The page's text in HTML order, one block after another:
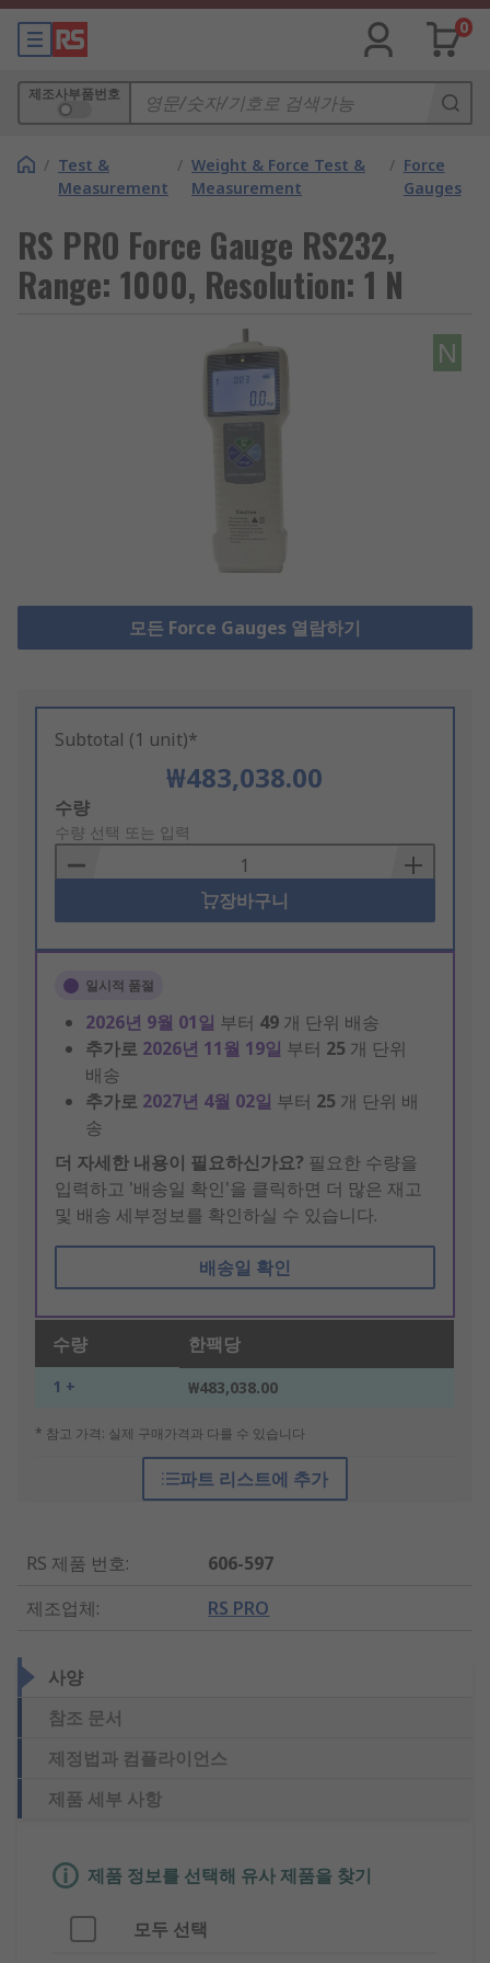
0
제조사부품번호
/ Test &
Measurement
/ Weight & Force Test &
Measurement
/ Force
Gauges
RS PRO Force Gauge RS232,
Range: 1000, Resolution: 1 N
N
모든 Force Gauges 열람하기
Subtotal (1 unit)*
₩483,038.00
Add
to
Basket
수량
수량 선택 또는 입력
장바구니
일시적 품절
2026년 9월 01일 부터 49 개 단위 배송
추가로 2026년 11월 19일 부터 25 개 단위
배송
추가로 2027년 4월 02일 부터 25 개 단위 배
송
더 자세한 내용이 필요하신가요? 필요한 수량을
입력하고 '배송일 확인'을 클릭하면 더 많은 재고
및 배송 세부정보를 확인하실 수 있습니다.
배송일 확인
수량 한팩당
1 + ₩483,038.00
* 참고 가격: 실제 구매가격과 다를 수 있습니다
파트 리스트에 추가
RS 제품 번호:
606-597
제조업체: RS PRO
사양
참조 문서
제정법과 컴플라이언스
제품 세부 사항
제품 정보를 선택해 유사 제품을 찾기
모두 선택